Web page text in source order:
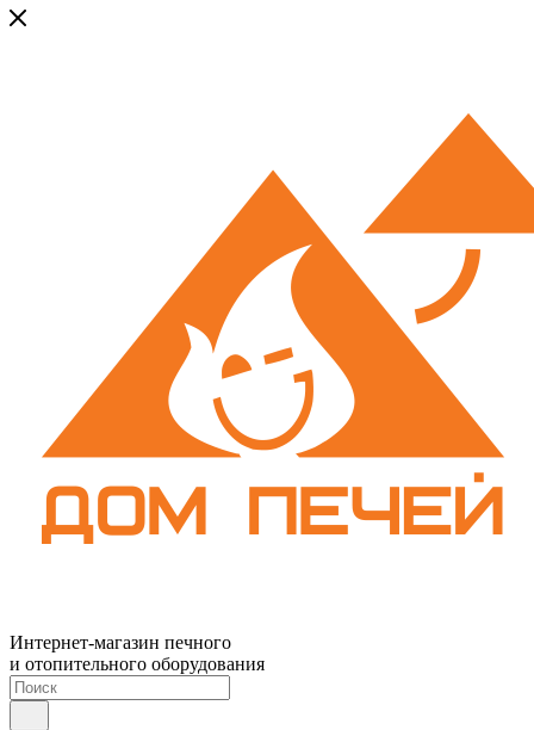
Интернет-магазин печного
и отопительного оборудования